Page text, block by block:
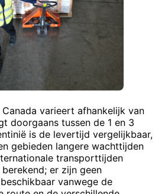
varieert afhankelijk van
doorgaans tussen de 1 en 3
is de levertijd vergelijkbaar,
gebieden langere wachttijden
transporttijden
er zijn geen
vanwege de